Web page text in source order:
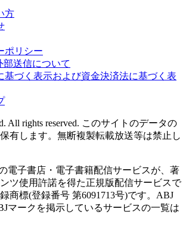
方
ポリシー
部送信について
基づく表示および資金決済法に基づく表
All rights reserved. このサイトのデータの
有します。無断複製転載放送等は禁止し
電子書店・電子書籍配信サービスが、著
ツ使用許諾を得た正規版配信サービスで
商標(登録番号 第6091713号)です。ABJ
マークを掲示しているサービスの一覧は